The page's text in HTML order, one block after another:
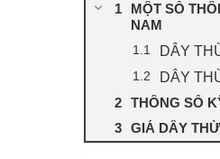
MỘT SỐ
NAM
DÂY
DÂY
THÔNG SỐ
GIÁ DÂY